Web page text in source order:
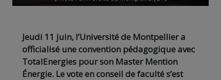
Jeudi 11 juin, l’Université de Montpellier a
officialisé une convention pédagogique avec
TotalEnergies pour son Master Mention
Énergie. Le vote en conseil de faculté s’est